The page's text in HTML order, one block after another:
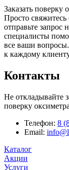
Заказать
Просто
отправьте запрос
специалисты
все ваши
к каждому
Контакты
Не откладывайте
поверку
Телефон: 8
Email:
Каталог
Акции
Услуги